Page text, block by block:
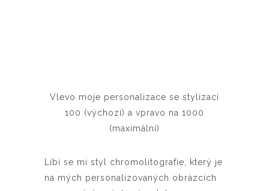
Vlevo moje personalizace se stylizací
100 (výchozí) a vpravo na 1000
(maximální)
Líbí se mi styl chromolitografie, který je
na mých personalizovaných obrázcích